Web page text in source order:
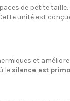
de petite taille.
unité est
et
le silence est